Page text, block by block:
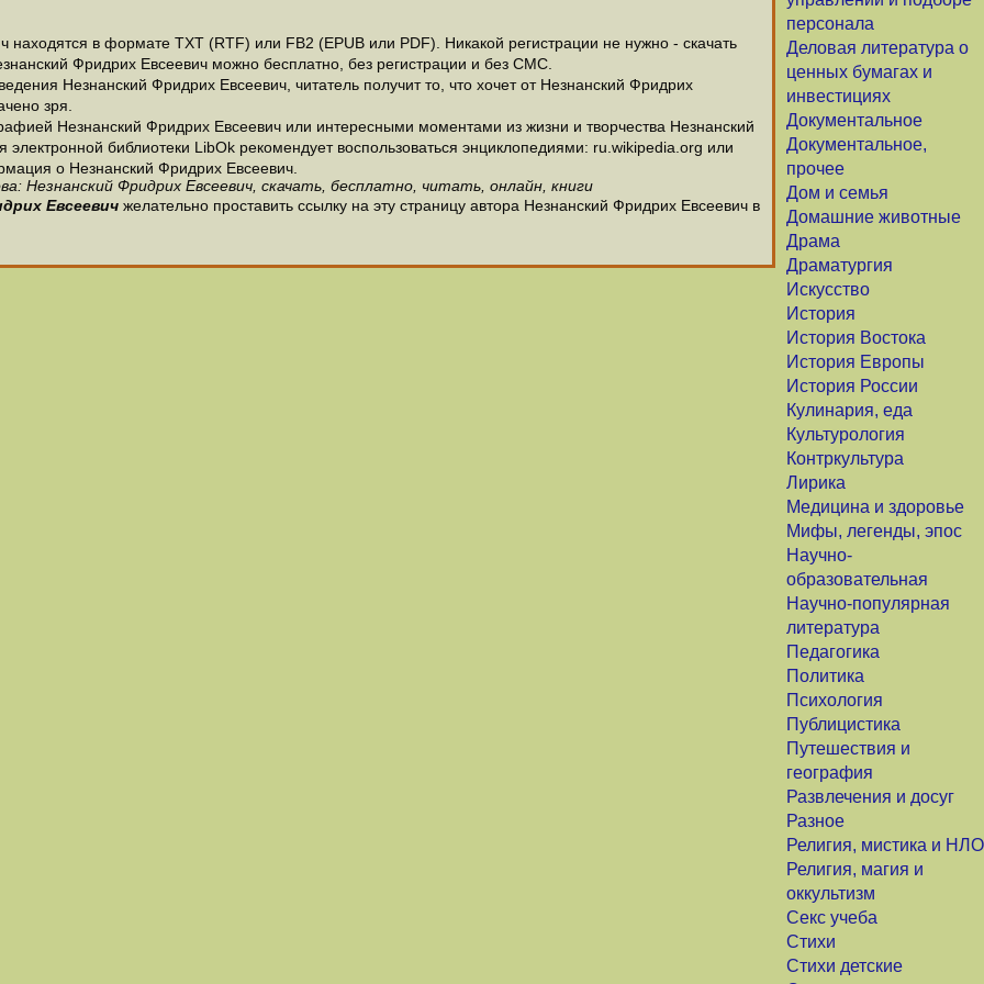
персонала
Деловая литература о
ценных бумагах и
инвестициях
Документальное
Документальное,
прочее
Дом и семья
Домашние животные
Драма
Драматургия
Искусство
История
История Востока
История Европы
История России
Кулинария, еда
Культурология
Контркультура
Лирика
Медицина и здоровье
Мифы, легенды, эпос
Научно-
образовательная
Научно-популярная
литература
Педагогика
Политика
Психология
Публицистика
Путешествия и
география
Развлечения и досуг
Разное
Религия, мистика и НЛО
Религия, магия и
оккультизм
Секс учеба
Стихи
Стихи детские
в формате ТХТ (RTF) или FB2 (EPUB или PDF). Никакой регистрации не нужно - скачать
Фридрих Евсеевич можно бесплатно, без регистрации и без СМС.
Незнанский Фридрих Евсеевич, читатель получит то, что хочет от Незнанский Фридрих
зря.
Незнанский Фридрих Евсеевич или интересными моментами из жизни и творчества Незнанский
библиотеки LibOk рекомендует воспользоваться энциклопедиями: ru.wikipedia.org или
о Незнанский Фридрих Евсеевич.
Незнанский Фридрих Евсеевич, скачать, бесплатно, читать, онлайн, книги
Евсеевич желательно проставить ссылку на эту страницу автора Незнанский Фридрих Евсеевич в